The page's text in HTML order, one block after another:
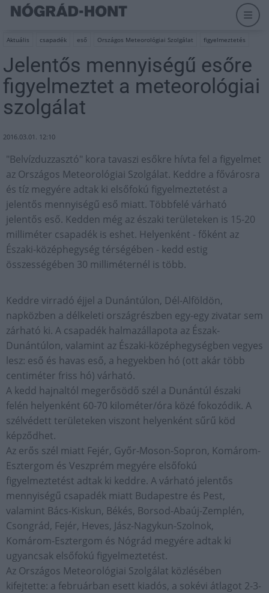
Aktuális csapadék eső Országos Meteorológiai Szolgálat figyelmeztetés
Jelentős mennyiségű esőre
figyelmeztet a meteorológiai
szolgálat
2016.03.01. 12:10
"Belvízduzzasztó" kora tavaszi esőkre hívta fel a figyelmet
az Országos Meteorológiai Szolgálat. Keddre a fővárosra
és tíz megyére adtak ki elsőfokú figyelmeztetést a
jelentős mennyiségű eső miatt. Többfelé várható
jelentős eső. Kedden még az északi területeken is 15-20
milliméter csapadék is eshet. Helyenként - főként az
Északi-középhegység térségében - kedd estig
összességében 30 milliméternél is több.
Keddre virradó éjjel a Dunántúlon, Dél-Alföldön,
napközben a délkeleti országrészben egy-egy zivatar sem
zárható ki. A csapadék halmazállapota az Észak-
Dunántúlon, valamint az Északi-középhegységben vegyes
lesz: eső és havas eső, a hegyekben hó (ott akár több
centiméter friss hó) várható.
A kedd hajnaltól megerősödő szél a Dunántúl északi
felén helyenként 60-70 kilométer/óra közé fokozódik. A
szélvédett területeken viszont helyenként sűrű köd
képződhet.
Az erős szél miatt Fejér, Győr-Moson-Sopron, Komárom-
Esztergom és Veszprém megyére elsőfokú
figyelmeztetést adtak ki keddre. A várható jelentős
mennyiségű csapadék miatt Budapestre és Pest,
valamint Bács-Kiskun, Békés, Borsod-Abaúj-Zemplén,
Csongrád, Fejér, Heves, Jász-Nagykun-Szolnok,
Komárom-Esztergom és Nógrád megyére adtak ki
ugyancsak elsőfokú figyelmeztetést.
Az Országos Meteorológiai Szolgálat közlésében
kifejtette: a februárban esett kiadós, a sokévi átlagot 2-3-